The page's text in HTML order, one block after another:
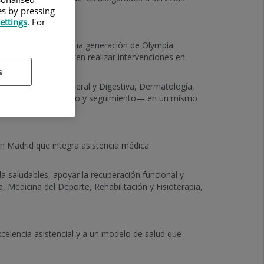
de última generación de Olympia
permiten realizar intervenciones en
Cirugía General y Digestiva, Dermatología,
tratamiento y seguimiento— en un mismo
Madrid que integra asistencia médica
saludables, apoyar la recuperación funcional y
Medicina del Deporte, Rehabilitación y Fisioterapia,
asistencial y a un modelo de salud que
by pressing
. For